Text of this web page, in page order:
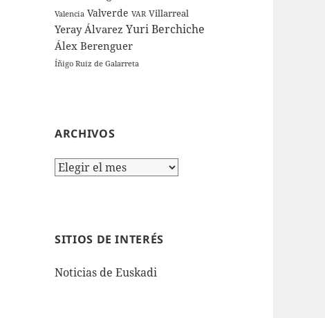
Valencia Valverde VAR Villarreal
Yeray Álvarez Yuri Berchiche
Álex Berenguer
Íñigo Ruiz de Galarreta
ARCHIVOS
Archivos
SITIOS DE INTERÉS
Noticias de Euskadi